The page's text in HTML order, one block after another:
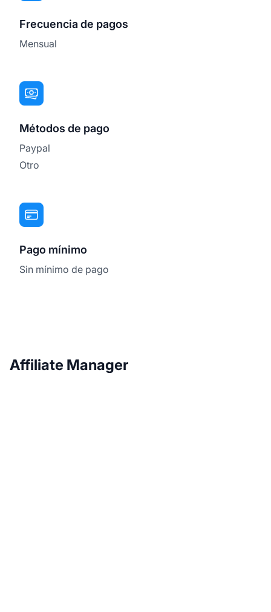
Frecuencia de pagos
Mensual
Métodos de pago
Paypal
Otro
Pago mínimo
Sin mínimo de pago
Affiliate Manager